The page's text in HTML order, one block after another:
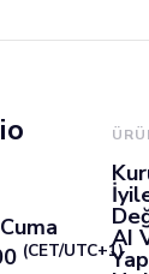
(CET/UTC+1)AI